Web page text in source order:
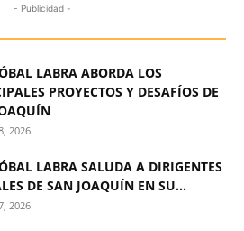
- Publicidad -
LABRA ABORDA LOS
PROYECTOS Y DESAFÍOS DE
2026
LABRA SALUDA A DIRIGENTES
DE SAN JOAQUÍN EN SU...
2026